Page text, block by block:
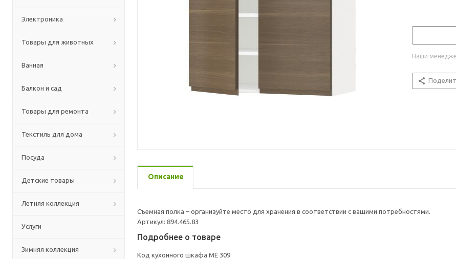
Электроника
Товары для животных
Ванная
Балкон и сад
Товары для ремонта
Текстиль для дома
Посуда
Детские товары
Летняя коллекция
Услуги
Зимняя коллекция
Наши
Описание
Съемная полка – организуйте место для хранения в соответствии с вашими потребностями.
Артикул: 894.465.83
Подробнее о товаре
Код кухонного шкафа ME 309